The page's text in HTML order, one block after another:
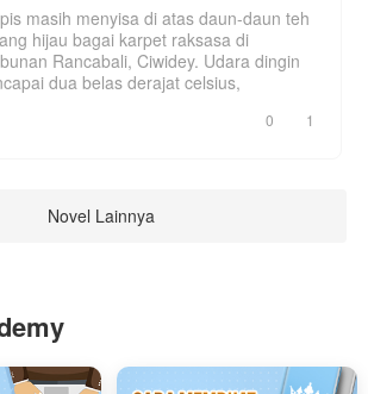
masih menyisa di atas daun-daun teh
hijau bagai karpet raksasa di
Rancabali, Ciwidey. Udara dingin
dua belas derajat celsius,
0 1
Novel Lainnya